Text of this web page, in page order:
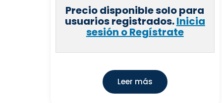
Precio disponible solo para
usuarios registrados.Inicia
sesión o Regístrate
Leer más